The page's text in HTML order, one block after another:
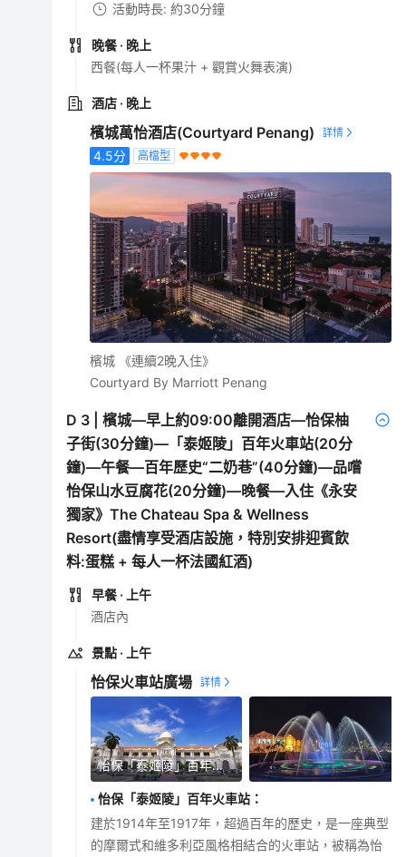
活動時長: 約30分鐘
晚餐 · 晚上
西餐(每人一杯果汁 + 觀賞火舞表演)
酒店 · 晚上
檳城萬怡酒店(Courtyard Penang)
4.5分 高檔型
檳城 《連續2晚入住》
Courtyard By Marriott Penang
D 3 |檳城—早上約09:00離開酒店—怡保柚
子街(30分鐘)—「泰姬陵」百年火車站(20分
鐘)—午餐—百年歷史“二奶巷”(40分鐘)—品嚐
怡保山水豆腐花(20分鐘)—晚餐—入住《永安
獨家》The Chateau Spa & Wellness
Resort(盡情享受酒店設施，特別安排迎賓飲
料:蛋糕 + 每人一杯法國紅酒)
早餐 · 上午
酒店內
景點 · 上午
怡保火車站廣場
怡保「泰姬陵」百年火車站
怡保「泰姬陵」百年火車站 ：
建於1914年至1917年，超過百年的歷史，是一座典型
的摩爾式和維多利亞風格相結合的火車站，被稱為怡